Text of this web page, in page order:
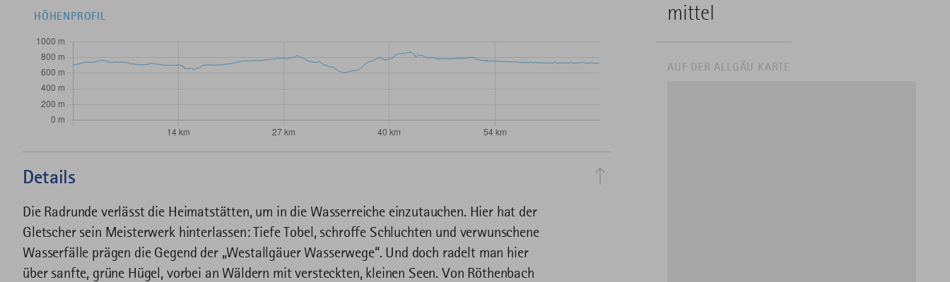
HÖHENPROFIL
Details
Die Radrunde verlässt die Heimatstätten, um in die Wasserreiche einzutauchen. Hier hat der
Gletscher sein Meisterwerk hinterlassen: Tiefe Tobel, schroffe Schluchten und verwunschene
Wasserfälle prägen die Gegend der „Westallgäuer Wasserwege“. Und doch radelt man hier
über sanfte, grüne Hügel, vorbei an Wäldern mit versteckten, kleinen Seen. Von Röthenbach
mittel
AUF DER ALLGÄU KARTE